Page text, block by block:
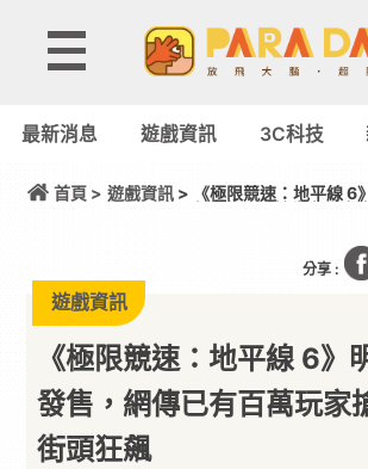
最新消息 遊戲資訊 3C科技
首頁 > 遊戲資訊> 《極限競速：地平線 6
分享 :
遊戲資訊
《極限競速：地平線 6》
發售，網傳已有百萬玩家
街頭狂飆